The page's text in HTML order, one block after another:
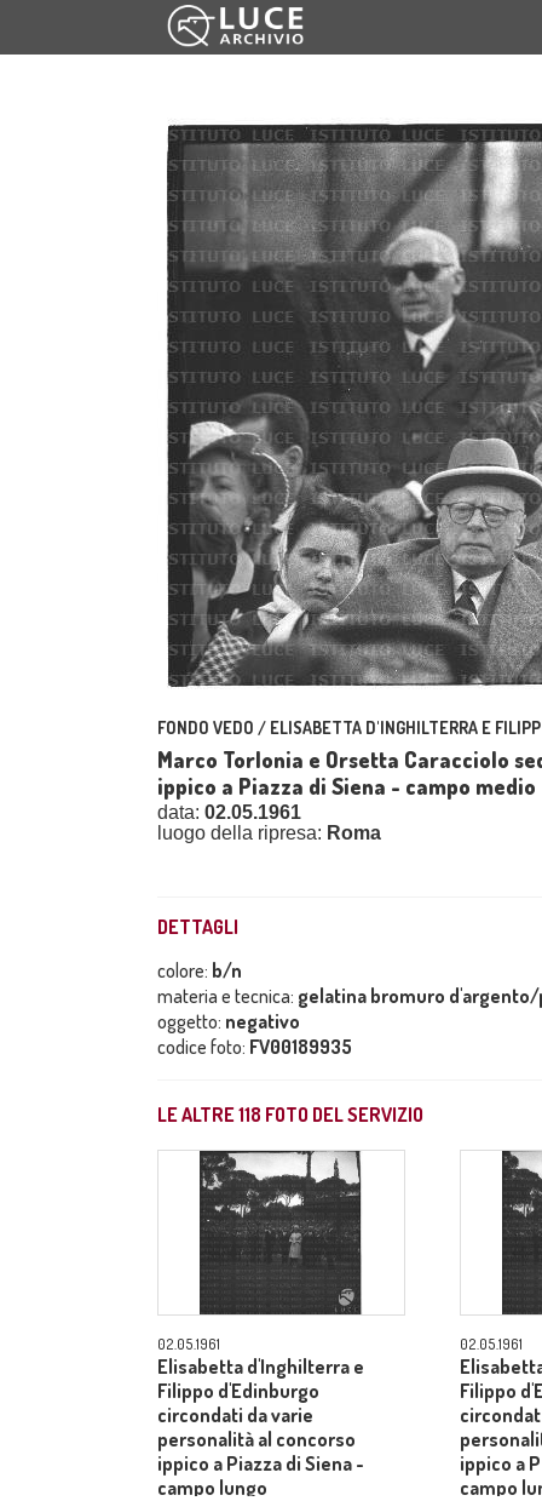
FONDO VEDO / ELISABETTA D'INGHILTERRA E
Marco Torlonia e Orsetta Caracciolo
ippico a Piazza di Siena - campo medio
data: 02.05.1961
luogo della ripresa: Roma
DETTAGLI
colore: b/n
materia e tecnica: gelatina bromuro
oggetto: negativo
codice foto: FV00189935
LE ALTRE118 FOTO DEL SERVIZIO
02.05.1961
Elisabetta d'Inghilterra e
Filippo d'Edinburgo
circondati da varie
personalità al concorso
ippico a Piazza di Siena -
campo lungo
02.05.1961
Filippo
ippico a
campo